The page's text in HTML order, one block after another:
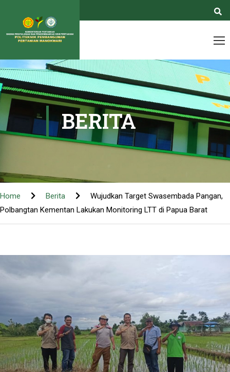
BERITA
Home Berita
Wujudkan Target Swasembada Pangan,
Polbangtan Kementan Lakukan Monitoring LTT di Papua Barat